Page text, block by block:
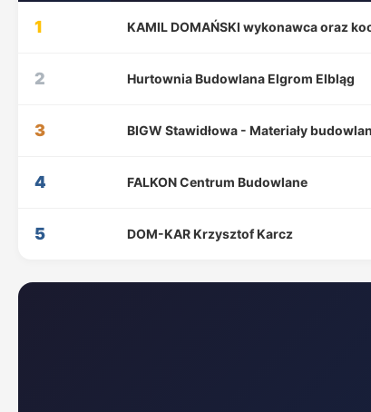
1 KAMIL DOMAŃSKI wykonawca oraz
2 Hurtownia Budowlana Elgrom Elbląg
3 BIGW Stawidłowa - Materiały
4 FALKON Centrum Budowlane
5 DOM-KAR Krzysztof Karcz